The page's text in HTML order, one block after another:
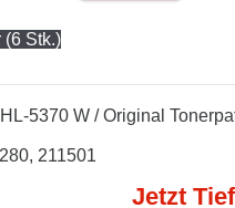
(6 Stk.)
5370 W / Original
211501
Jetzt